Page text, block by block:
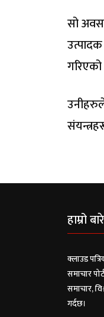
सो
हाम्रो
क्लाउड
समाचार
समाचार,
गर्दछ।